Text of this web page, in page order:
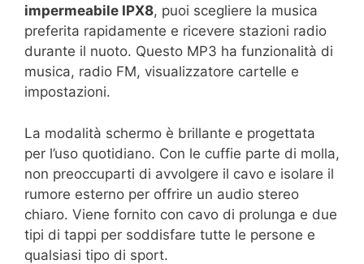
impermeabile IPX8, puoi scegliere la musica
preferita rapidamente e ricevere stazioni radio
durante il nuoto. Questo MP3 ha funzionalità di
musica, radio FM, visualizzatore cartelle e
impostazioni.
La modalità schermo è brillante e progettata
per l’uso quotidiano. Con le cuffie parte di molla,
non preoccuparti di avvolgere il cavo e isolare il
rumore esterno per offrire un audio stereo
chiaro. Viene fornito con cavo di prolunga e due
tipi di tappi per soddisfare tutte le persone e
qualsiasi tipo di sport.